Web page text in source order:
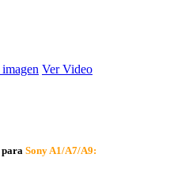
Ver Video
Sony A1/A7/A9: